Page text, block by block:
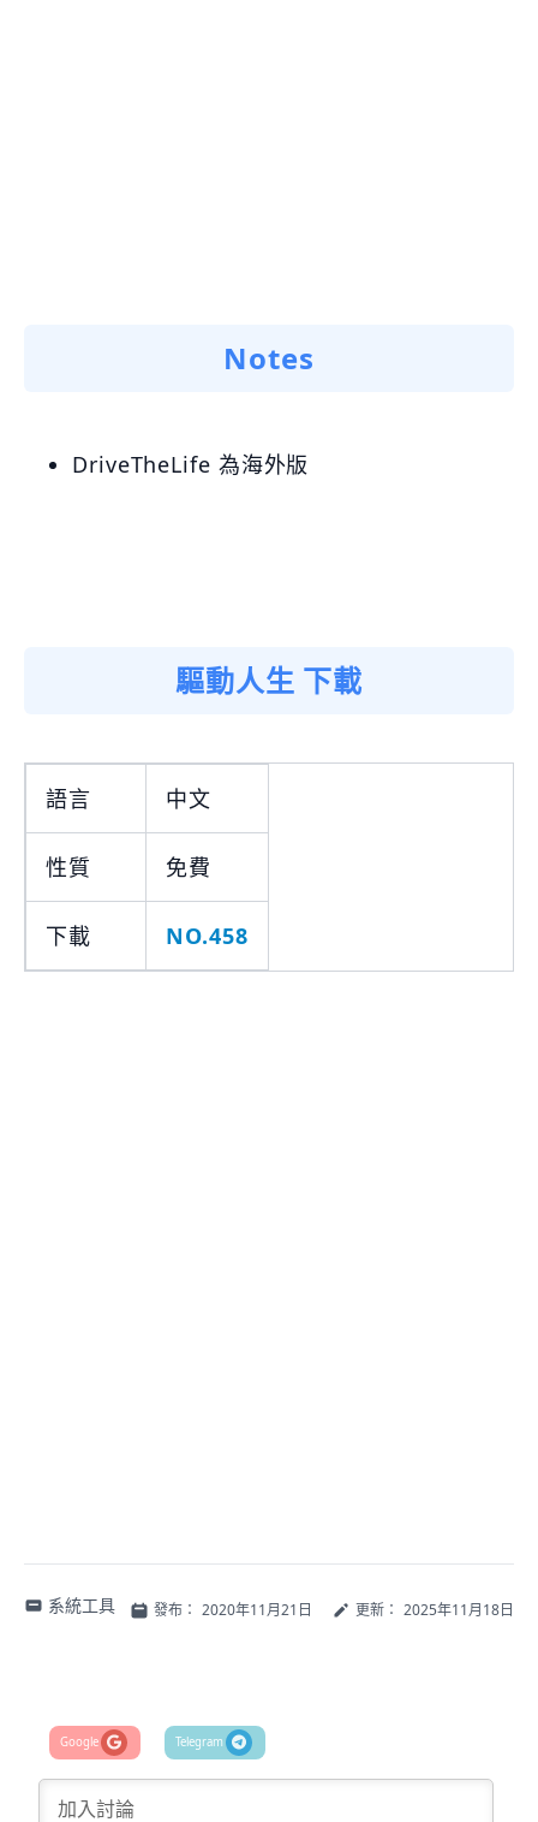
Notes
DriveTheLife 為海外版
驅動人生 下載
語言 中文
性質 免費
下載 NO.458
系統工具 發布： 2020年11月21日 更新： 2025年11月18日